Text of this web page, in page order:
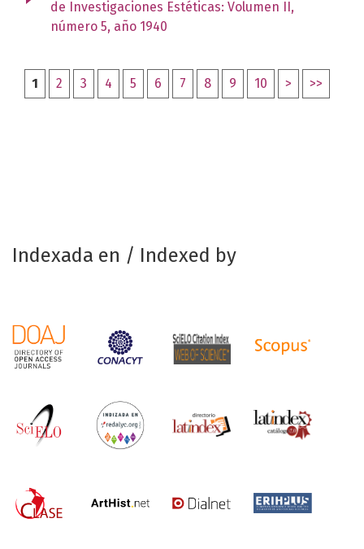
de Investigaciones Estéticas: Volumen II,
número 5, año 1940
1 2 3 4 5 6 7 8 9 10 > >>
Indexada en / Indexed by